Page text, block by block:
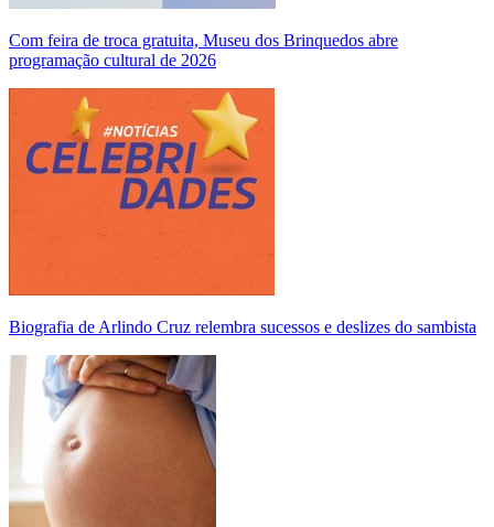
Com feira de troca gratuita, Museu dos Brinquedos abre
programação cultural de 2026
Biografia de Arlindo Cruz relembra sucessos e deslizes do sambista